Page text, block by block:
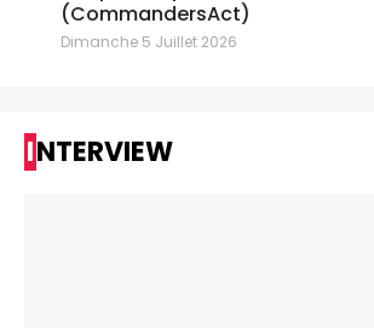
(CommandersAct)
Dimanche 5 Juillet 2026
INTERVIEW